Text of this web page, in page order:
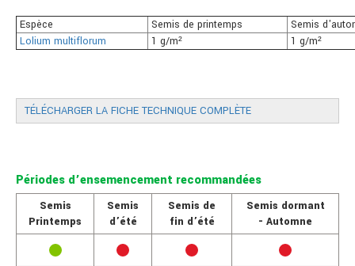
Espèce Semis de printemps
Semis
Lolium multiflorum
1 g/m² 1 g/m²
TÉLÉCHARGER LA FICHE TECHNIQUE COMPLÈTE
Périodes d’ensemencement recommandées
Semis
Printemps
Semis
d’été
Semis de
fin d’été
Semis dormant
- Automne